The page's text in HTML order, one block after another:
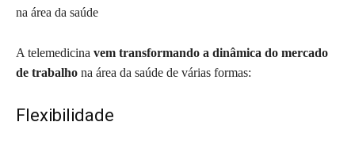
na área da saúde
A telemedicina vem transformando a dinâmica do mercado
de trabalho na área da saúde de várias formas:
Flexibilidade